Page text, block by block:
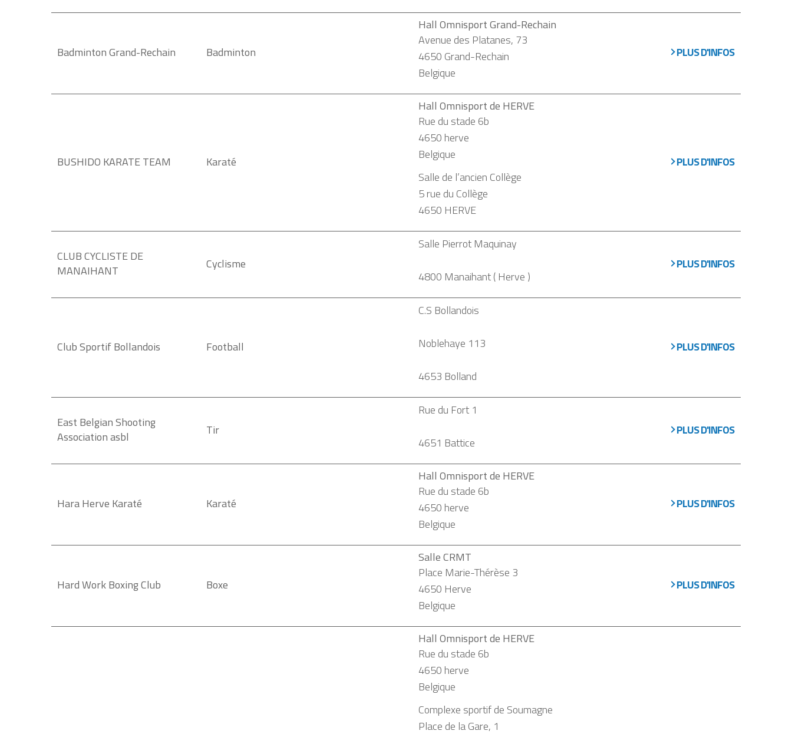
Badminton Grand-Rechain Badminton
Hall Omnisport Grand-Rechain
Avenue des Platanes, 73
4650 Grand-Rechain
Belgique
PLUS D'INFOS
BUSHIDO KARATE TEAM Karaté
Hall Omnisport de HERVE
Rue du stade 6b
4650 herve
Belgique
Salle de l’ancien Collège
5 rue du Collège
4650 HERVE
PLUS D'INFOS
CLUB CYCLISTE DE
MANAIHANT
Cyclisme
Salle Pierrot Maquinay
4800 Manaihant ( Herve )
PLUS D'INFOS
Club Sportif Bollandois Football
C.S Bollandois
Noblehaye 113
4653 Bolland
PLUS D'INFOS
East Belgian Shooting
Association asbl
Tir
Rue du Fort 1
4651 Battice
PLUS D'INFOS
Hara Herve Karaté Karaté
Hall Omnisport de HERVE
Rue du stade 6b
4650 herve
Belgique
PLUS D'INFOS
Hard Work Boxing Club Boxe
Salle CRMT
Place Marie-Thérèse 3
4650 Herve
Belgique
PLUS D'INFOS
Hall Omnisport de HERVE
Rue du stade 6b
4650 herve
Belgique
Complexe sportif de Soumagne
Place de la Gare, 1